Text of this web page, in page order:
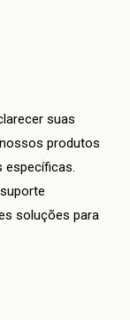
suas
produtos
específicas.
soluções para